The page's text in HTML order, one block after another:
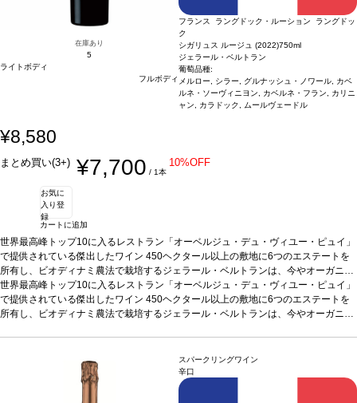
在庫あり
5
ライトボディ
フルボディ
フランス ラングドック・ルーション ラングドッ
ク
シガリュス ルージュ (2022)750ml
ジェラール・ベルトラン
葡萄品種:
メルロー, シラー, グルナッシュ・ノワール, カベ
ルネ・ソーヴィニヨン, カベルネ・フラン, カリニ
ャン, カラドック, ムールヴェードル
¥8,580
まとめ買い(3+) ¥7,700 / 1本
10%OFF
お気に
入り登
録
カートに追加
世界最高峰トップ10に入るレストラン「オーベルジュ・デュ・ヴィユー・ピュイ」
で提供されている傑出したワイン 450ヘクタール以上の敷地に6つのエステートを
所有し、ビオディナミ農法で栽培するジェラール・ベルトランは、今やオーガニッ
ク農法実践リーダーの一員である。農法への配慮だけでなく、次世代のための環境
保護を会社理念に据えている。今では、シガリュスはその土地のビオディナミ農法
ワインの基準となっている。その地方の地中海の影響がエステートの名に反映され
いブーケを示す。口に含むとジューシーで豊潤、ビロードのように滑らかなタンニ
ンを伴う。ブラックベリー、ブラックチェリー、プラムのアロマが再び表れ、複雑
な焦臭を含み、ミントのニュアンスへと導かれる。フィニッシュの余韻は長く、バ
合う料理
世界最高峰トップ10に入るレストラン「オーベルジュ・デュ・ヴィユー・ピュイ」
で提供されている傑出したワイン 450ヘクタール以上の敷地に6つのエステートを
所有し、ビオディナミ農法で栽培するジェラール・ベルトランは、今やオーガニッ
ワインの基準となっている。その地方の地中海の影響がエステートの名に反映され
テイスティングノート
マホガニーの色合いを帯びた濃いルビー色。素晴
らしく熟した黒果実、グリルしたスパイス、トーストしたオーク香の凝縮した力強
いブーケを示す。口に含むとジューシーで豊潤、ビロードのように滑らかなタンニ
スパークリングワイン
辛口